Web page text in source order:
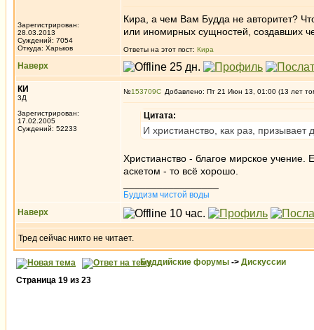
Зарегистрирован:
28.03.2013
Суждений: 7054
Откуда: Харьков
Кира, а чем Вам Будда не авторитет?
или иномирных сущностей, создавших
Ответы на этот пост: Кира
Наверх
КИ
3Д
Зарегистрирован:
17.02.2005
Суждений: 52233
№153709 Добавлено: Пт 21 Июн 13, 01:00 (13 лет
Цитата:
И христианство, как раз, призывает
Христианство - благое мирское учение.
аскетом - то всё хорошо.
Буддизм чистой воды
Наверх
Тред сейчас никто не читает.
Буддийские форумы -> Дискуссии
Страница 19 из 23